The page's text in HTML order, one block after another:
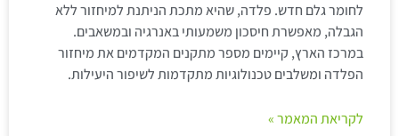
לחומר גלם חדש. פלדה, שהיא מתכת הניתנת למיחזור ללא
הגבלה, מאפשרת חיסכון משמעותי באנרגיה ובמשאבים.
במרכז הארץ, קיימים מספר מתקנים המקדמים את מיחזור
הפלדה ומשלבים טכנולוגיות מתקדמות לשיפור היעילות.
לקריאת המאמר »